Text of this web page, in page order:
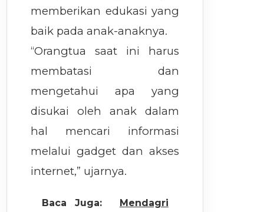
memberikan edukasi yang
baik pada anak-anaknya.
“Orangtua saat ini harus
membatasi dan
mengetahui apa yang
disukai oleh anak dalam
hal mencari informasi
melalui gadget dan akses
internet,” ujarnya.
Baca Juga:
Mendagri